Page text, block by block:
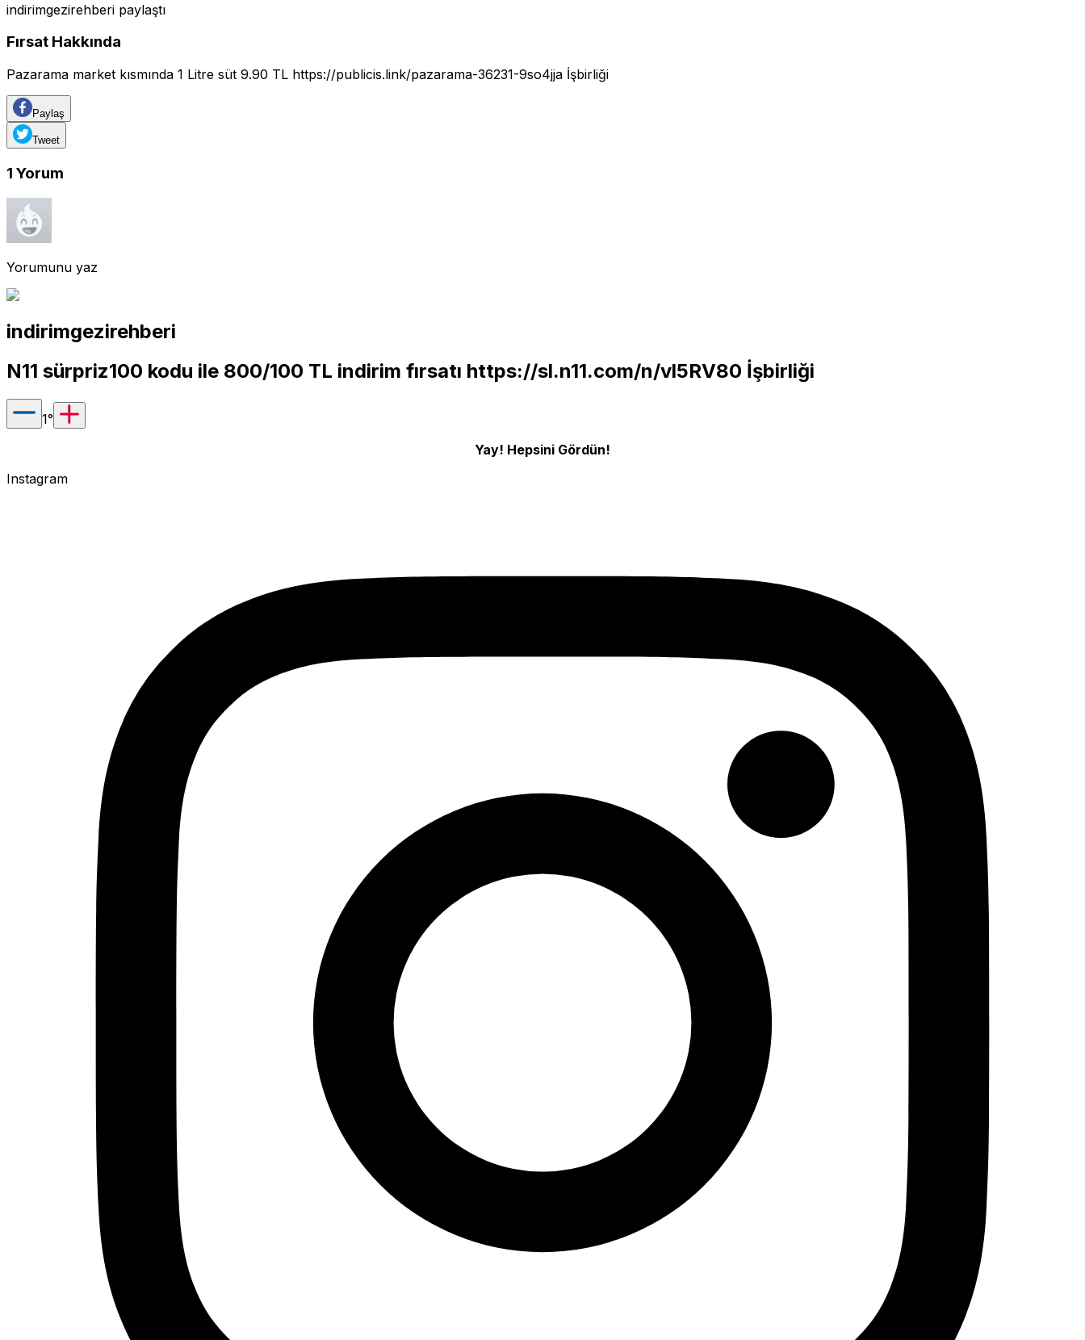
indirimgezirehberi paylaştı
Fırsat Hakkında
Pazarama market kısmında 1 Litre süt 9.90 TL https://publicis.link/pazarama-36231-9so4jja İşbirliği
Paylaş
Tweet
1 Yorum
Yorumunu yaz
indirimgezirehberi
N11 sürpriz100 kodu ile 800/100 TL indirim fırsatı https://sl.n11.com/n/vl5RV80 İşbirliği
1°
Yay! Hepsini Gördün!
Instagram